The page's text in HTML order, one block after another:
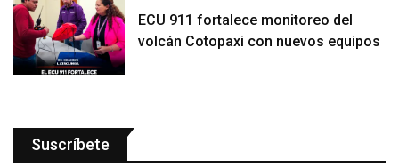
ECU 911 fortalece monitoreo del
volcán Cotopaxi con nuevos equipos
Suscríbete